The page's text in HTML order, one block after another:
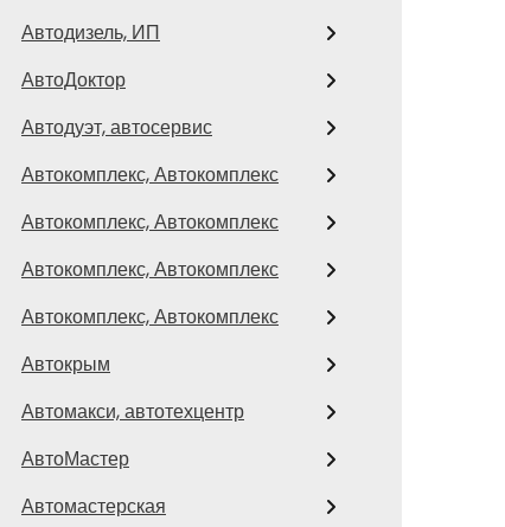
Автодизель, ИП
АвтоДоктор
Автодуэт, автосервис
Автокомплекс, Автокомплекс
Автокомплекс, Автокомплекс
Автокомплекс, Автокомплекс
Автокомплекс, Автокомплекс
Автокрым
Автомакси, автотехцентр
АвтоМастер
Автомастерская